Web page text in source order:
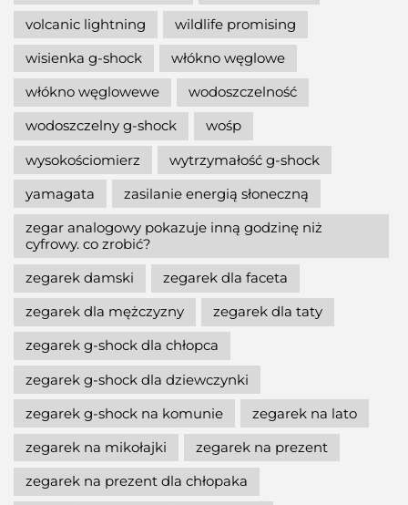
volcanic lightning
wildlife promising
wisienka g-shock
włókno węglowe
włókno węglowewe
wodoszczelność
wodoszczelny g-shock
wośp
wysokościomierz
wytrzymałość g-shock
yamagata
zasilanie energią słoneczną
zegar analogowy pokazuje inną godzinę niż
cyfrowy. co zrobić?
zegarek damski
zegarek dla faceta
zegarek dla mężczyzny
zegarek dla taty
zegarek g-shock dla chłopca
zegarek g-shock dla dziewczynki
zegarek g-shock na komunie
zegarek na lato
zegarek na mikołajki
zegarek na prezent
zegarek na prezent dla chłopaka